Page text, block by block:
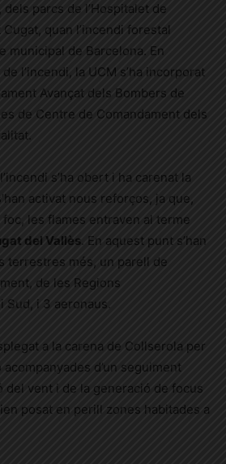
dels parcs de l’Hospitalet de
quan l’incendi forestal
municipal de Barcelona. En
l’incendi, la UCM s’ha incorporat
Avançat dels Bombers de
de Centre de Comandament dels
s’ha obert i ha carenat la
activat nous reforços, ja que,
les flames entraven al terme
del Vallès . En aquest punt s’han
terrestres més, un parell de
de les Regions
i 3 aeronaus.
a la carena de Collserola per
d’un seguiment
del vent i de la generació de focus
posat en perill zones habitades a